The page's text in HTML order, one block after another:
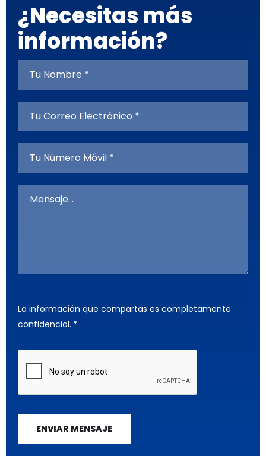
¿Necesitas más
información?
La información que compartas es completamente
confidencial. *
ENVIAR MENSAJE